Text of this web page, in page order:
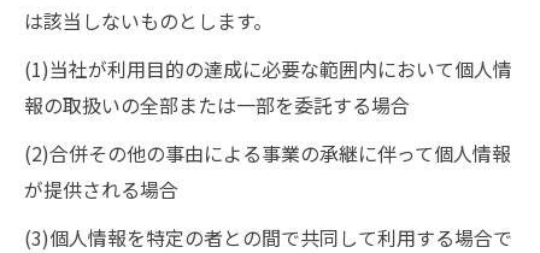
は該当しないものとします。
(1)当社が利用目的の達成に必要な範囲内において個人情
報の取扱いの全部または一部を委託する場合
(2)合併その他の事由による事業の承継に伴って個人情報
が提供される場合
(3)個人情報を特定の者との間で共同して利用する場合で